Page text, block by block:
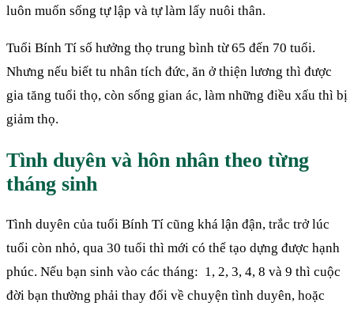
luôn muốn sống tự lập và tự làm lấy nuôi thân.
Tuổi Bính Tí số hưởng thọ trung bình từ 65 đến 70 tuổi.
Nhưng nếu biết tu nhân tích đức, ăn ở thiện lương thì được
gia tăng tuổi thọ, còn sống gian ác, làm những điều xấu thì bị
giảm thọ.
Tình duyên và hôn nhân theo từng
tháng sinh
Tình duyên của tuổi Bính Tí cũng khá lận đận, trắc trở lúc
tuổi còn nhỏ, qua 30 tuổi thì mới có thể tạo dựng được hạnh
phúc. Nếu bạn sinh vào các tháng: 1, 2, 3, 4, 8 và 9 thì cuộc
đời bạn thường phải thay đổi về chuyện tình duyên, hoặc